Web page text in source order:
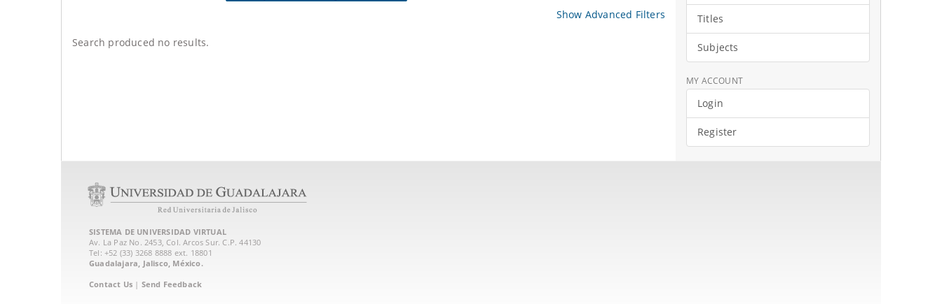
Show Advanced Filters
Search produced no results.
Titles
Subjects
MY ACCOUNT
Login
Register
SISTEMA DE UNIVERSIDAD VIRTUAL
Av. La Paz No. 2453, Col. Arcos Sur. C.P. 44130
Tel: +52 (33) 3268 8888‏ ext. 18801
Guadalajara, Jalisco, México.
Contact Us | Send Feedback